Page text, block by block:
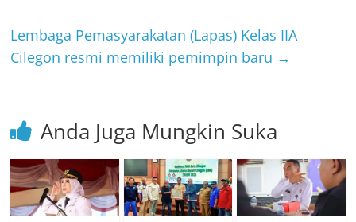
Lembaga Pemasyarakatan (Lapas) Kelas IIA
Cilegon resmi memiliki pemimpin baru →
Anda Juga Mungkin Suka